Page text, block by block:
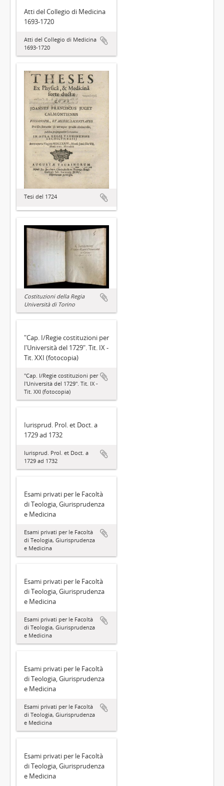
Atti del Collegio di Medicina
1693-1720
Atti del Collegio di Medicina
1693-1720
Tesi del 1724
Costituzioni della Regia
Università di Torino
"Cap. I/Regie costituzioni per
l'Università del 1729". Tit. IX -
Tit. XXI (fotocopia)
"Cap. I/Regie costituzioni per
l'Università del 1729". Tit. IX -
Tit. XXI (fotocopia)
Iurisprud. Prol. et Doct. a
1729 ad 1732
Iurisprud. Prol. et Doct. a
1729 ad 1732
Esami privati per le Facoltà
di Teologia, Giurisprudenza
e Medicina
Esami privati per le Facoltà
di Teologia, Giurisprudenza
e Medicina
Esami privati per le Facoltà
di Teologia, Giurisprudenza
e Medicina
Esami privati per le Facoltà
di Teologia, Giurisprudenza
e Medicina
Esami privati per le Facoltà
di Teologia, Giurisprudenza
e Medicina
Esami privati per le Facoltà
di Teologia, Giurisprudenza
e Medicina
Esami privati per le Facoltà
di Teologia, Giurisprudenza
e Medicina